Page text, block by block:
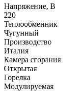
Напряжение, В
220
Теплообменник
Чугунный
Производство
Италия
Камера сгорания
Открытая
Горелка
Модулируемая